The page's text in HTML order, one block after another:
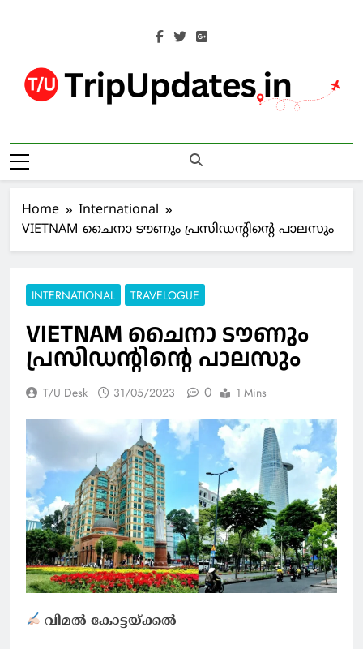
Trip Updates
Home
International
VIETNAM ചൈനാ ടൗണും പ്രസിഡൻ്റിൻ്റെ പാലസും
INTERNATIONAL TRAVELOGUE
VIETNAM ചൈനാ ടൗണും
പ്രസിഡൻ്റിൻ്റെ പാലസും
T/U Desk 31/05/2023 0 1 Mins
വിമൽ കോട്ടയ്ക്കൽ